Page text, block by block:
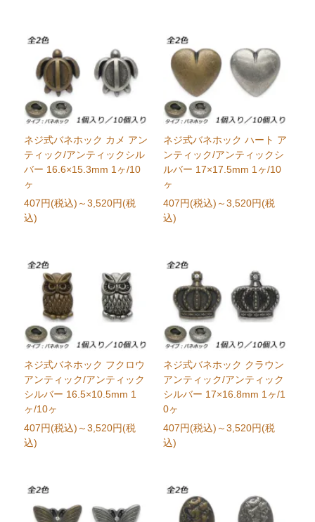
ネジ式バネホック カメ アン
ティック/アンティックシル
バー 16.6×15.3mm 1ヶ/10
ヶ
407円(税込) ～3,520円(税
込)
ネジ式バネホック ハート ア
ンティック/アンティックシ
ルバー 17×17.5mm 1ヶ/10
ヶ
407円(税込) ～3,520円(税
込)
ネジ式バネホック フクロウ
アンティック/アンティック
シルバー 16.5×10.5mm 1
ヶ/10ヶ
407円(税込) ～3,520円(税
込)
ネジ式バネホック クラウン
アンティック/アンティック
シルバー 17×16.8mm 1ヶ/1
0ヶ
407円(税込) ～3,520円(税
込)